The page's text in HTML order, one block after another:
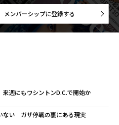
メンバーシップに登録する
週にもワシントンD.C.で開始か
ない ガザ停戦の裏にある現実